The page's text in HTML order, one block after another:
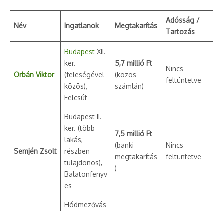
Név Ingatlanok Megtakarítás
Adósság /
Tartozás
Orbán Viktor
Budapest XII.
ker.
(feleségével
közös),
Felcsút
5,7 millió Ft
(közös
számlán)
Nincs
feltüntetve
Semjén Zsolt
Budapest II.
ker. (több
lakás,
részben
tulajdonos),
Balatonfenyv
es
7,5 millió Ft
(banki
megtakarítás
)
Nincs
feltüntetve
Hódmezővás